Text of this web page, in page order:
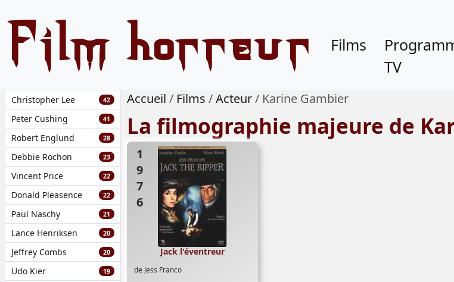
Film horreur Films
TV
Christopher Lee 42
Peter Cushing 41
Robert Englund 28
Debbie Rochon 23
Vincent Price 22
Donald Pleasence 22
Paul Naschy 21
Lance Henriksen 20
Jeffrey Combs 20
Udo Kier 19
Accueil Films Acteur Karine Gambier
La filmographie majeure de
1976
de Jess Franco
Jack l'éventreur